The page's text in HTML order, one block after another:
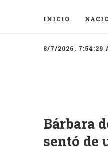
INICIO
8/7/2026, 7:54:29
Bárbara
sentó de